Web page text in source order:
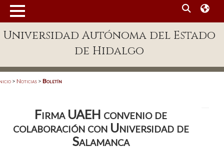
Enlaces
Universidad Autónoma del Estado
de Hidalgo
> Noticias > Boletín
Firma UAEH convenio de
colaboración con Universidad de
Salamanca